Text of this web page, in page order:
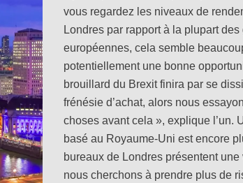
vous regardez les niveaux de
Londres par rapport à la plupart
européennes, cela semble
potentiellement une bonne
brouillard du Brexit finira par se
frénésie d’achat, alors nous
choses avant cela », explique l’un.
basé au Royaume-Uni est encore
bureaux de Londres présentent
nous cherchons à prendre plus de